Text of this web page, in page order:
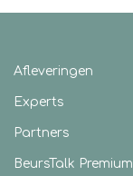
Afleveringen
Experts
Partners
BeursTalk Premium